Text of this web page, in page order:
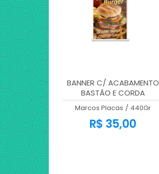
BANNER C/ ACABAMENTO
BASTÃO E CORDA
Marcos Placas / 440Gr
R$ 35,00